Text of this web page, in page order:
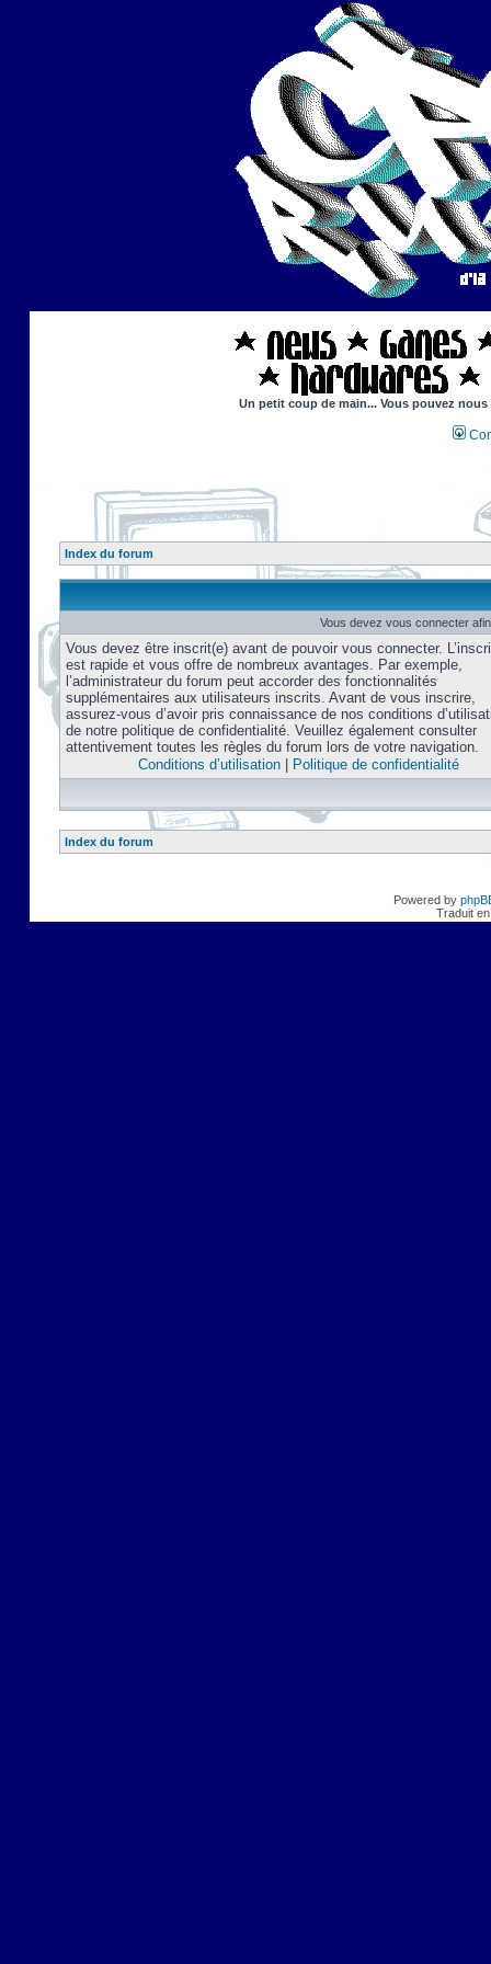
Un petit coup de main... Vous pouvez
Index du forum
Vous devez vous connecter
Vous devez être inscrit(e) avant de pouvoir vous connecter.
est rapide et vous offre de nombreux avantages. Par exemple,
l’administrateur du forum peut accorder des fonctionnalités
supplémentaires aux utilisateurs inscrits. Avant de vous inscrire,
assurez-vous d’avoir pris connaissance de nos conditions
de notre politique de confidentialité. Veuillez également consulter
attentivement toutes les règles du forum lors de votre navigation.
Conditions d’utilisation| Politique de confidentialité
Index du forum
Powered by
Traduit